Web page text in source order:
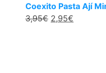
Coexito Pasta Ají
3,95€ 2,95€